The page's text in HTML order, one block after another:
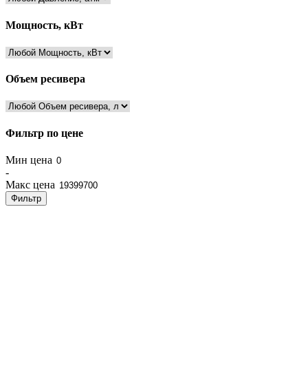
Мощность, кВт
Объем ресивера
Фильтр по цене
Мин цена
-
Макс цена
Фильтр